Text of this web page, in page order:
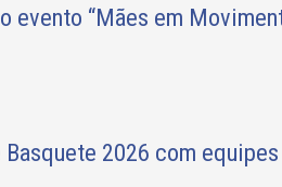
evento “Mães em
2026 com